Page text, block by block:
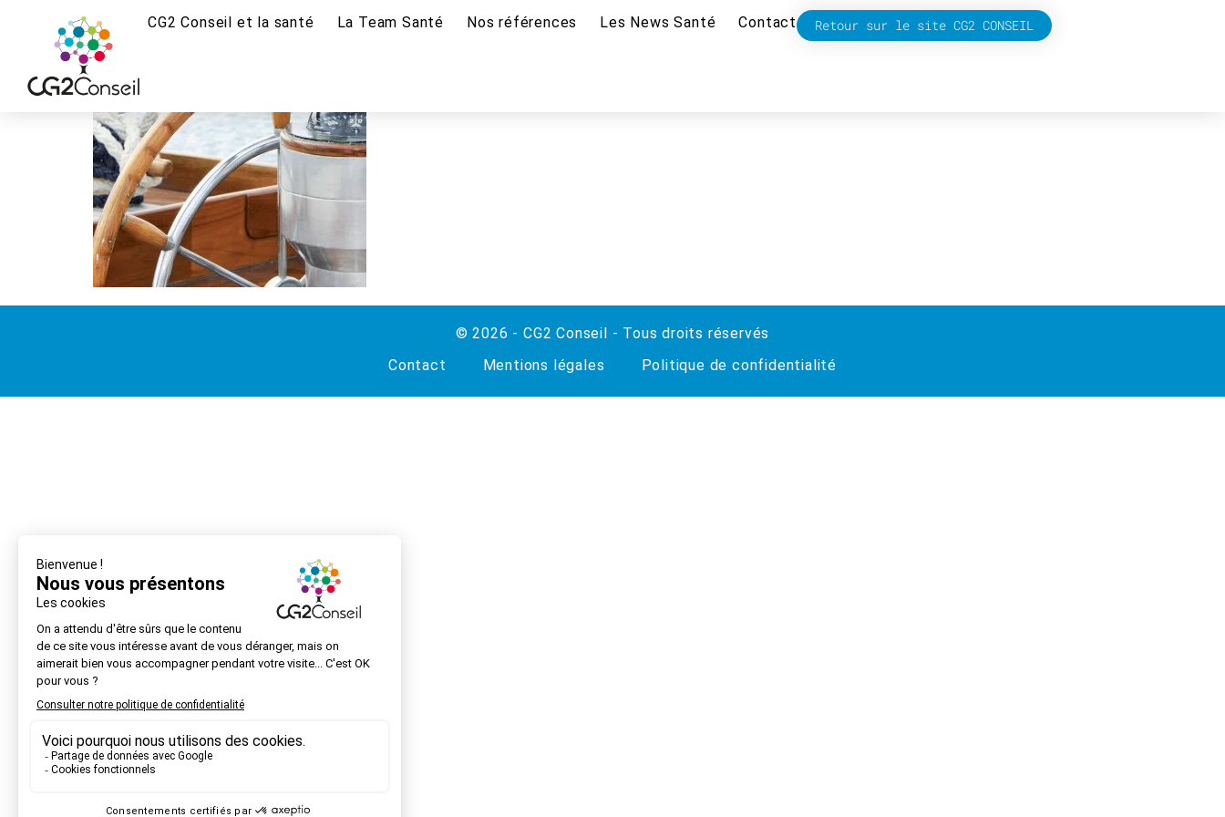
CG2 Conseil et la santé La Team Santé Nos références Les News Santé Contact Retour sur le site CG2 CONSEIL
© 2026 - CG2 Conseil - Tous droits réservés
Contact
Mentions légales Politique de confidentialité